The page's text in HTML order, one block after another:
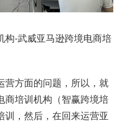
构-武威亚马逊跨境电商培
营方面的问题，所以，就
商培训机构（智赢跨境培
，然后，在回来运营亚